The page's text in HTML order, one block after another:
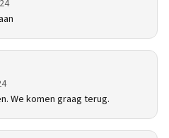
We komen graag terug.